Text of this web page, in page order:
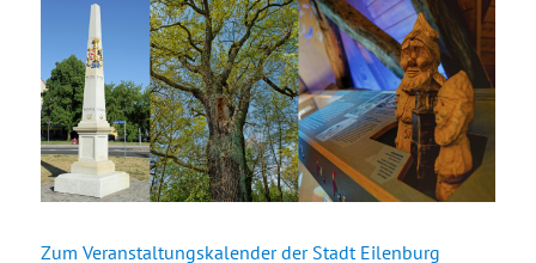
Zum Veranstaltungskalender der Stadt Eilenburg